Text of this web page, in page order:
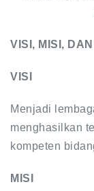
VISI, MISI,
VISI
Menjadi
menghasilkan
kompeten
MISI